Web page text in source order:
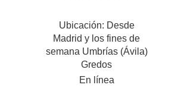
Ubicación: Desde
Madrid y los fines de
semana Umbrías (Ávila)
Gredos
En línea